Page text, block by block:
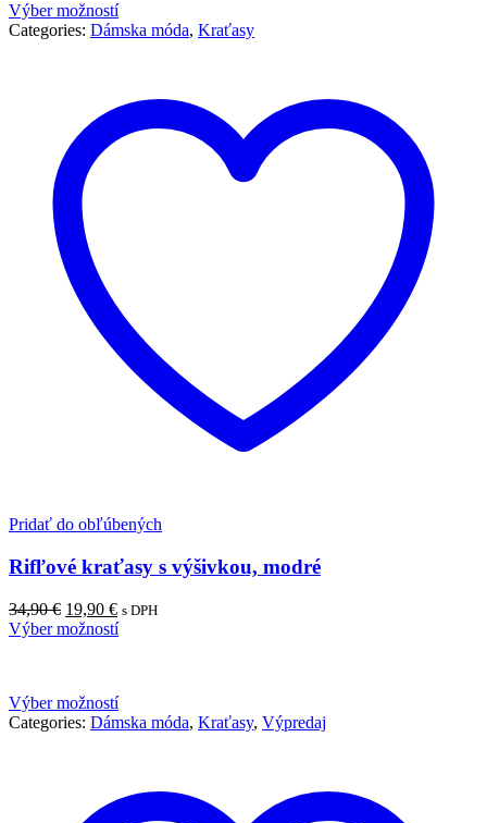
Výber možností
Categories: Dámska móda, Kraťasy
Pridať do obľúbených
Rifľové kraťasy s výšivkou, modré
34,90€ 19,90 € s DPH
Výber možností
Výber možností
Categories: Dámska móda, Kraťasy, Výpredaj